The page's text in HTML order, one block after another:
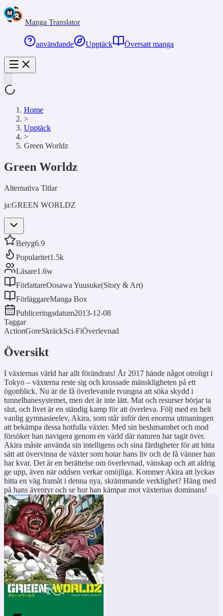
Manga Translator
användande Upptäck Översatt manga
Home
>
Upptäck
>
Green Worldz
Green Worldz
Alternativa Titlar
ja:GREEN WORLDZ
Betyg6.9
Popularitet1.5k
Läsare1.6w
FörfattareOosawa Yuusuke(Story & Art)
FörläggareManga Box
Publiceringsdatum2013-12-08
Taggar
ActionGoreSkräckSci-FiÖverlevnad
Översikt
I växternas värld har allt förändrats! År 2017 hände något otroligt i
Tokyo – växterna reste sig och krossade mänskligheten på ett
ögonblick. Nu är de få överlevande tvungna att söka skydd i
tunnelbanesystemet, men det är inte lätt. Mat och resurser börjar ta
slut, och livet är en ständig kamp för att överleva. Följ med en helt
vanlig gymnasieelev, Akira, som står inför den enorma utmaningen
att bekämpa dessa hotfulla växter. Med sin beslutsamhet och mod
försöker han navigera genom en värld där naturen har tagit över.
Akira måste använda sin intelligens och sina färdigheter för att hitta
sätt att övervinna de växter som hotar hans liv och de få vänner han
har kvar. Det är en berättelse om överlevnad, vänskap och att aldrig
ge upp, även när oddsen verkar omöjliga. Kommer Akira att lyckas
hitta en väg framåt i denna nya, skrämmande verklighet? Häng med
på hans äventyr och se hur han kämpar mot växternas dominans!